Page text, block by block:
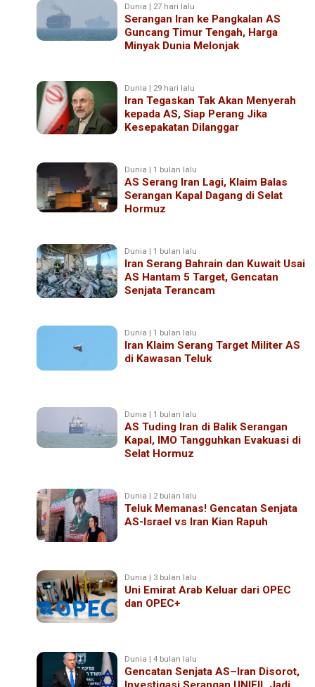
Dunia | 27 hari lalu
Serangan Iran ke Pangkalan AS
Guncang Timur Tengah, Harga
Minyak Dunia Melonjak
Dunia | 29 hari lalu
Iran Tegaskan Tak Akan Menyerah
kepada AS, Siap Perang Jika
Kesepakatan Dilanggar
Dunia | 1 bulan lalu
AS Serang Iran Lagi, Klaim Balas
Serangan Kapal Dagang di Selat
Hormuz
Dunia | 1 bulan lalu
Iran Serang Bahrain dan Kuwait Usai
AS Hantam 5 Target, Gencatan
Senjata Terancam
Dunia | 1 bulan lalu
Iran Klaim Serang Target Militer AS
di Kawasan Teluk
Dunia | 1 bulan lalu
AS Tuding Iran di Balik Serangan
Kapal, IMO Tangguhkan Evakuasi di
Selat Hormuz
Dunia | 2 bulan lalu
Teluk Memanas! Gencatan Senjata
AS-Israel vs Iran Kian Rapuh
Dunia | 3 bulan lalu
Uni Emirat Arab Keluar dari OPEC
dan OPEC+
Dunia | 4 bulan lalu
Gencatan Senjata AS–Iran Disorot,